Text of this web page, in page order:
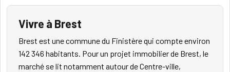
Vivre à Brest
Brest est une commune du Finistère qui compte environ
142 346 habitants. Pour un projet immobilier de Brest, le
marché se lit notamment autour de Centre-ville,